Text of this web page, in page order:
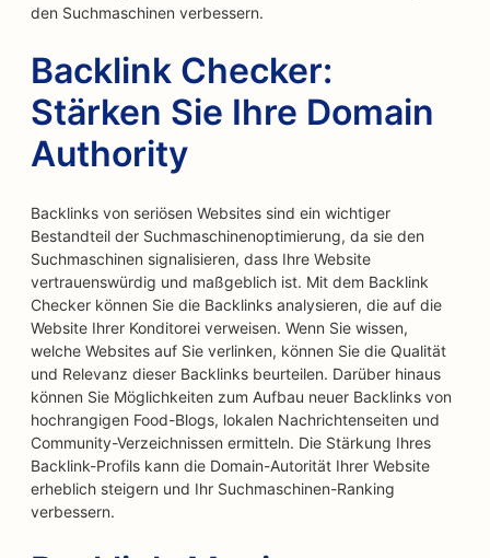
den Suchmaschinen verbessern.
Backlink Checker:
Stärken Sie Ihre Domain
Authority
Backlinks von seriösen Websites sind ein wichtiger
Bestandteil der Suchmaschinenoptimierung, da sie den
Suchmaschinen signalisieren, dass Ihre Website
vertrauenswürdig und maßgeblich ist. Mit dem Backlink
Checker können Sie die Backlinks analysieren, die auf die
Website Ihrer Konditorei verweisen. Wenn Sie wissen,
welche Websites auf Sie verlinken, können Sie die Qualität
und Relevanz dieser Backlinks beurteilen. Darüber hinaus
können Sie Möglichkeiten zum Aufbau neuer Backlinks von
hochrangigen Food-Blogs, lokalen Nachrichtenseiten und
Community-Verzeichnissen ermitteln. Die Stärkung Ihres
Backlink-Profils kann die Domain-Autorität Ihrer Website
erheblich steigern und Ihr Suchmaschinen-Ranking
verbessern.